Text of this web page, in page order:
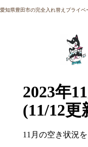
愛知県豊田市の完全入れ替えプライベ
2023年
(11/12更
11月の空き状況